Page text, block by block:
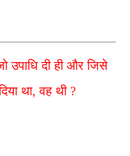
उपाधि दी ही और जिसे
था,वह थी ?